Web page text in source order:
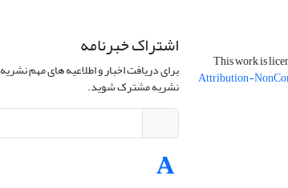
This work is
Attribution-
اشتراک خبرنامه
برای دریافت اخبار و اطلاعیه های مهم
نشریه مشترک شوید.